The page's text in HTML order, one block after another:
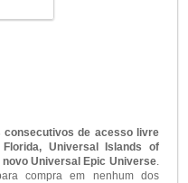
consecutivos de acesso livre
Universal Islands of
Universal Epic Universe.
compra em nenhum dos